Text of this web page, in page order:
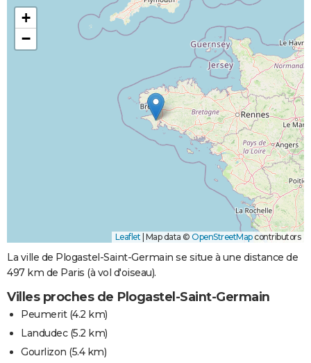
+
−
Leaflet Map data © OpenStreetMapcontributors
La ville de Plogastel-Saint-Germain se situe à une distance de
497 km de Paris (à vol d'oiseau).
Villes proches de Plogastel-Saint-Germain
Peumerit(4.2 km)
Landudec(5.2 km)
Gourlizon (5.4 km)